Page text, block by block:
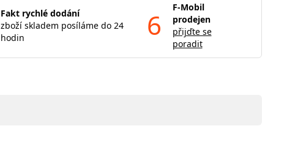
Fakt rychlé dodání
zboží skladem posíláme do 24
hodin
6
F-Mobil
prodejen
přijďte se
poradit